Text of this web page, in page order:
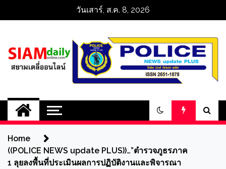
วันเสาร์, ส.ค. 8, 2026
สยามเดลี่ออนไลน์
SiamDailyOnline
Home
((POLICE NEWS update PLUS))…”ตำรวจภูธรภาค
1 ลุยลงพื้นที่ประเมินผลการปฏิบัติงานและพิจารณา